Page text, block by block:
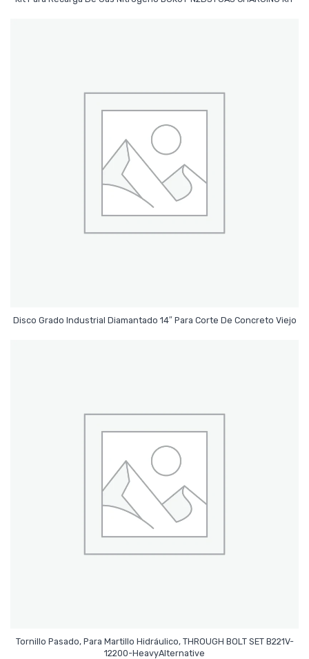
Disco Grado Industrial Diamantado 14″ Para Corte De Concreto Viejo
Tornillo Pasado, Para Martillo Hidráulico, THROUGH BOLT SET B221V-
12200-HeavyAlternative
Leer Más